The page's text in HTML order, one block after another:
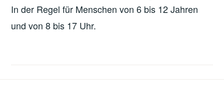
In der Regel für Menschen von 6 bis 12 Jahren
und von 8 bis 17 Uhr.